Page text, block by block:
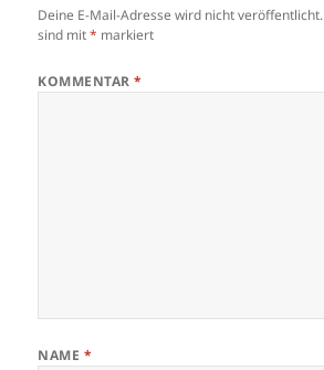
Deine E-Mail-Adresse wird nicht veröffentlicht.
sind mit* markiert
KOMMENTAR*
NAME *